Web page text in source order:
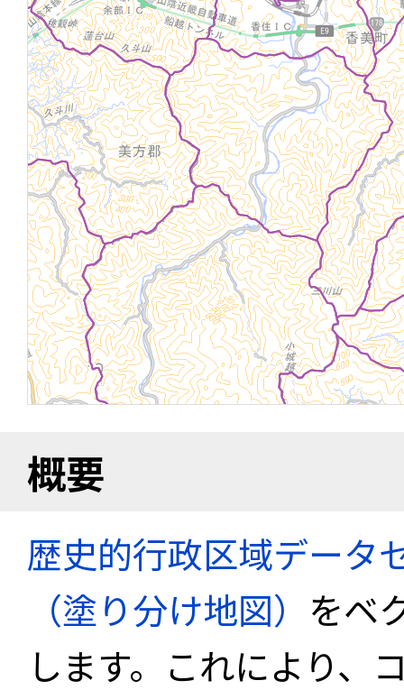
概要
歴史的行政区域データ
（塗り分け地図） をベ
します。これにより、